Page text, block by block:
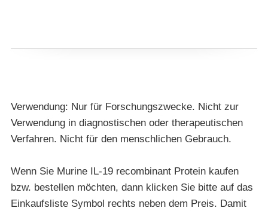
Verwendung: Nur für Forschungszwecke. Nicht zur
Verwendung in diagnostischen oder therapeutischen
Verfahren. Nicht für den menschlichen Gebrauch.
Wenn Sie Murine IL-19 recombinant Protein kaufen
bzw. bestellen möchten, dann klicken Sie bitte auf das
Einkaufsliste Symbol rechts neben dem Preis. Damit